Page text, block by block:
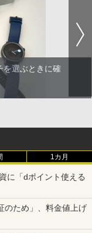
を選ぶときに確
1カ月
に「dポイント使える
のため」、料金値上げ